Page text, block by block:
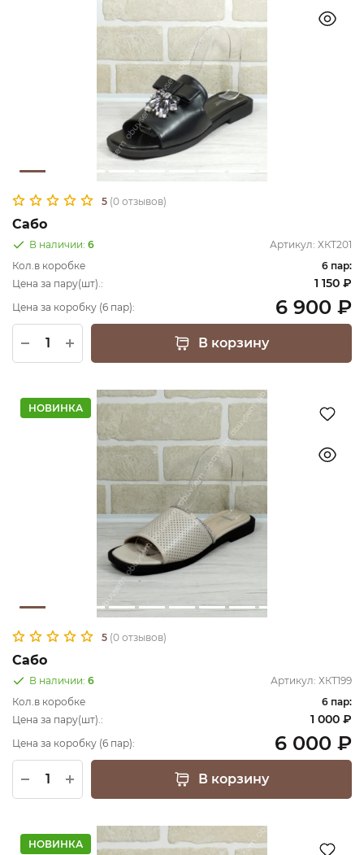
5 (0 отзывов)
Сабо
В наличии: 6 Артикул: ХКТ201
Кол.в коробке
6 пар:
Цена за пару(шт).:
1 150 ₽
Цена за коробку (6 пар): 6 900 ₽
В корзину
НОВИНКА
5 (0 отзывов)
Сабо
В наличии: 6 Артикул: ХКТ199
Кол.в коробке
6 пар:
Цена за пару(шт).:
1 000 ₽
Цена за коробку (6 пар): 6 000 ₽
В корзину
НОВИНКА